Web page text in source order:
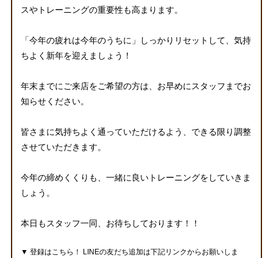
スやトレーニングの重要性も高まります。
「今年の疲れは今年のうちに」しっかりリセットして、気持
ちよく新年を迎えましょう！
年末までにご来店をご希望の方は、お早めにスタッフまでお
知らせください。
皆さまに気持ちよく通っていただけるよう、できる限り調整
させていただきます。
今年の締めくくりも、一緒に良いトレーニングをしていきま
しょう。
本日もスタッフ一同、お待ちしております！！
▼ 登録はこちら！ LINEの友だち追加は下記リンクからお願いしま